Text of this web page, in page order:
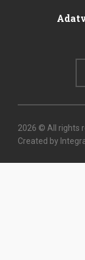
Footer
2026 © All rights
Created by